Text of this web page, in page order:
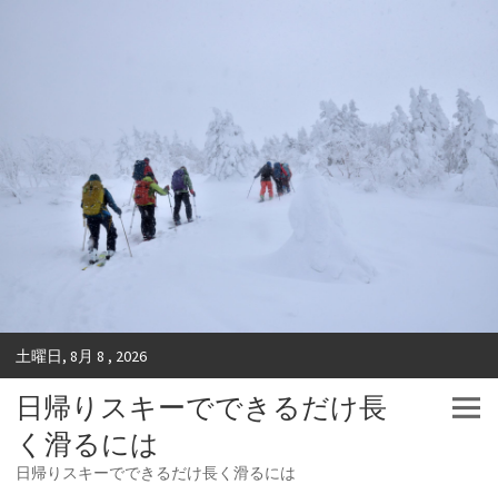
土曜日, 8月 8 , 2026
日帰りスキーでできるだけ長
く滑るには
日帰りスキーでできるだけ長く滑るには